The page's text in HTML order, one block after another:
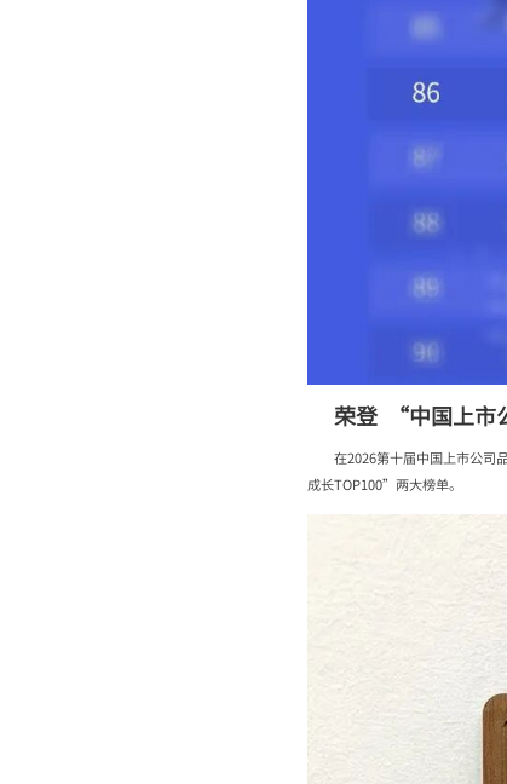
荣登 “中国上市
在2026第十届中国上市公司
成长TOP100”两大榜单。